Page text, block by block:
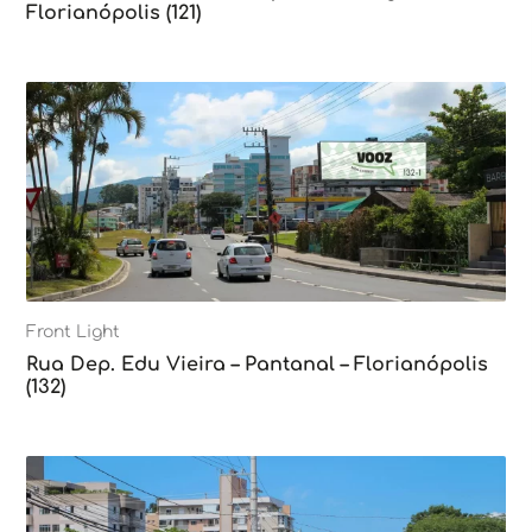
Florianópolis (121)
Front Light
Rua Dep. Edu Vieira – Pantanal – Florianópolis
(132)